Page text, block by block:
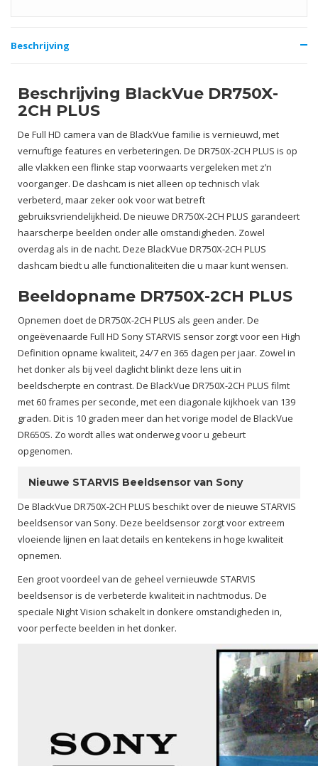
Beschrijving
Beschrijving BlackVue DR750X-
2CH PLUS
De Full HD camera van de BlackVue familie is vernieuwd, met
vernuftige features en verbeteringen. De DR750X-2CH PLUS is op
alle vlakken een flinke stap voorwaarts vergeleken met z’n
voorganger. De dashcam is niet alleen op technisch vlak
verbeterd, maar zeker ook voor wat betreft
gebruiksvriendelijkheid. De nieuwe DR750X-2CH PLUS garandeert
haarscherpe beelden onder alle omstandigheden. Zowel
overdag als in de nacht. Deze BlackVue DR750X-2CH PLUS
dashcam biedt u alle functionaliteiten die u maar kunt wensen.
Beeldopname DR750X-2CH PLUS
Opnemen doet de DR750X-2CH PLUS als geen ander. De
ongeëvenaarde Full HD Sony STARVIS sensor zorgt voor een High
Definition opname kwaliteit, 24/7 en 365 dagen per jaar. Zowel in
het donker als bij veel daglicht blinkt deze lens uit in
beeldscherpte en contrast. De BlackVue DR750X-2CH PLUS filmt
met 60 frames per seconde, met een diagonale kijkhoek van 139
graden. Dit is 10 graden meer dan het vorige model de BlackVue
DR650S. Zo wordt alles wat onderweg voor u gebeurt
opgenomen.
Nieuwe STARVIS Beeldsensor van Sony
De BlackVue DR750X-2CH PLUS beschikt over de nieuwe STARVIS
beeldsensor van Sony. Deze beeldsensor zorgt voor extreem
vloeiende lijnen en laat details en kentekens in hoge kwaliteit
opnemen.
Een groot voordeel van de geheel vernieuwde STARVIS
beeldsensor is de verbeterde kwaliteit in nachtmodus. De
speciale Night Vision schakelt in donkere omstandigheden in,
voor perfecte beelden in het donker.